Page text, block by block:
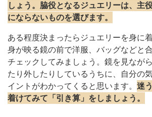
しょう。脇役となるジュエリーは、主
にならないものを選びます。
ある程度決まったらジュエリーを身に
身が映る鏡の前で洋服、バッグなどと
チェックしてみましょう。鏡を見なが
たり外したりしているうちに、自分の
イントがわかってくると思います。 迷
着けてみて「引き算」をしましょう。